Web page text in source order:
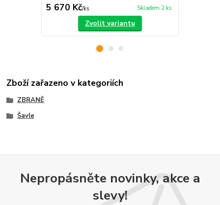
5 670 Kč/ks Skladem 2 ks
Zvolit variantu
Zboží zařazeno v kategoriích
ZBRANĚ
Šavle
Nepropásněte novinky, akce a
slevy!